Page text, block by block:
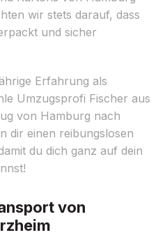
wir stets darauf, dass
und sicher
Erfahrung als
Umzugsprofi Fischer aus
von Hamburg nach
dir einen reibungslosen
du dich ganz auf dein
von